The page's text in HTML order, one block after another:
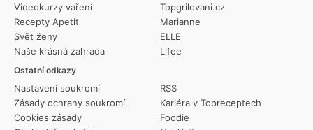
Videokurzy vaření
Recepty Apetit
Svět ženy
Naše krásná zahrada
Ostatní odkazy
Nastavení soukromí
Zásady ochrany soukromí
Cookies zásady
RSS
Kariéra v Topreceptech
Foodie
Topgrilovani.cz
Marianne
ELLE
Lifee